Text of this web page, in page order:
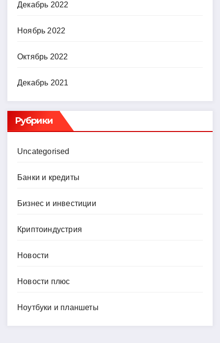
Декабрь 2022
Ноябрь 2022
Октябрь 2022
Декабрь 2021
Рубрики
Uncategorised
Банки и кредиты
Бизнес и инвестиции
Криптоиндустрия
Новости
Новости плюс
Ноутбуки и планшеты